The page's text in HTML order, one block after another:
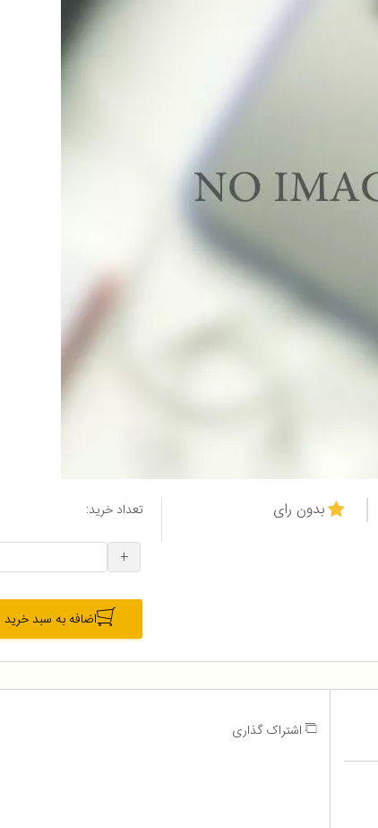
بدون رای تعداد خرید:
+
اضافه به سبد خرید
اشتراک گذاری